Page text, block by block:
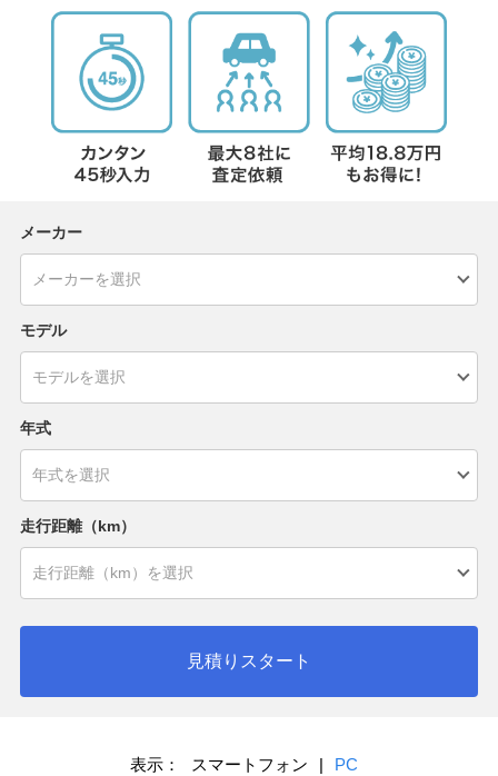
メーカー
モデル
年式
走行距離（km）
見積りスタート
表示： スマートフォン PC